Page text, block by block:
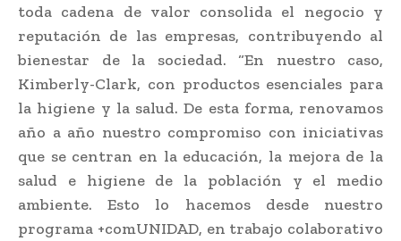
toda cadena de valor consolida el negocio y
reputación de las empresas, contribuyendo al
bienestar de la sociedad. “En nuestro caso,
Kimberly-Clark, con productos esenciales para
la higiene y la salud. De esta forma, renovamos
año a año nuestro compromiso con iniciativas
que se centran en la educación, la mejora de la
salud e higiene de la población y el medio
ambiente. Esto lo hacemos desde nuestro
programa +comUNIDAD, en trabajo colaborativo